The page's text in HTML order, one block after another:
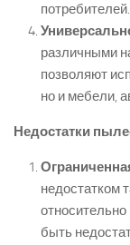
потребителей.
различными
позволяют
но и мебели,
Недостатки
недостатком
быть